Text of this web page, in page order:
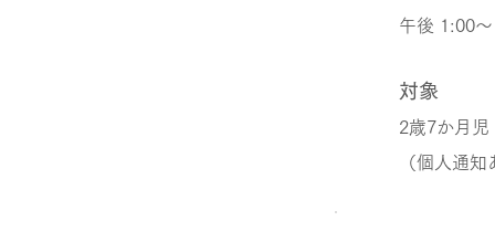
午後 1:00～
対象
2歳7か月児
（個人通知